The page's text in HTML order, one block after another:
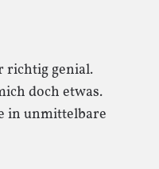
richtig genial.
doch etwas.
in unmittelbare